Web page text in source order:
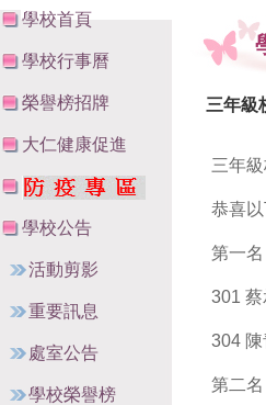
學校首頁
學校行事曆
榮譽榜招牌
大仁健康促進
學校公告
活動剪影
重要訊息
處室公告
學校榮譽榜
三年級
三年
恭喜
第一名
301
304
第二名